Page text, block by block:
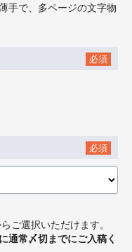
手で、多ページの文字物
必須
必須
ご選択いただけます。
通常〆切までにご入稿く